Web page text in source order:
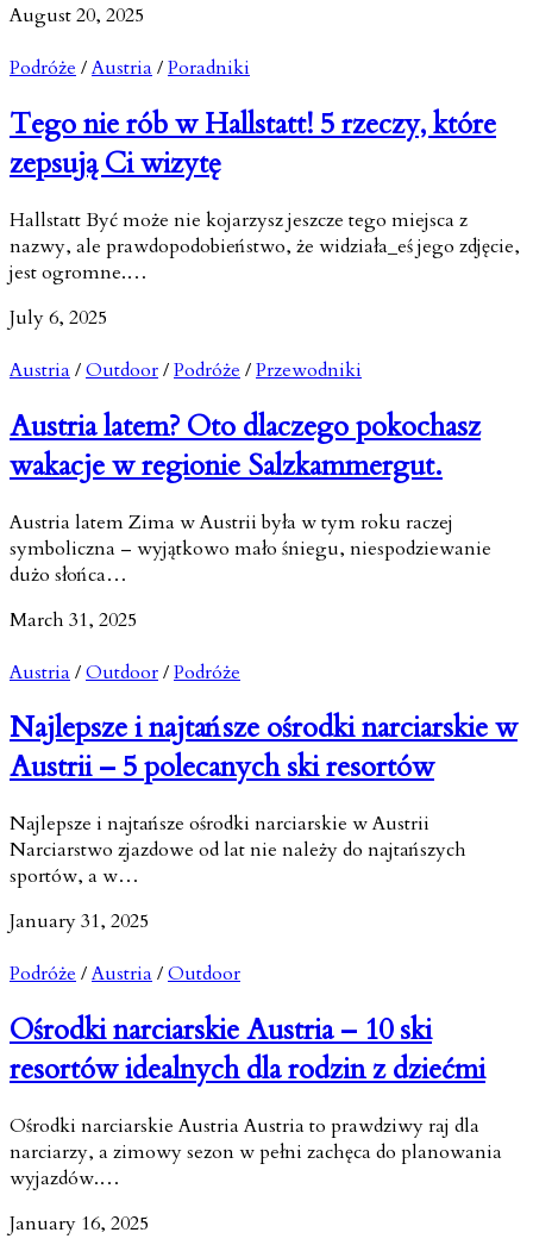
August 20, 2025
Podróże /Austria /Poradniki
Tego nie rób w Hallstatt! 5 rzeczy, które
zepsują Ci wizytę
Hallstatt Być może nie kojarzysz jeszcze tego miejsca z
nazwy, ale prawdopodobieństwo, że widziała_eś jego zdjęcie,
jest ogromne.…
July 6, 2025
Austria /Outdoor/Podróże /Przewodniki
Austria latem? Oto dlaczego pokochasz
wakacje w regionie Salzkammergut.
Austria latem Zima w Austrii była w tym roku raczej
symboliczna – wyjątkowo mało śniegu, niespodziewanie
dużo słońca…
March 31, 2025
Austria /Outdoor/Podróże
Najlepsze i najtańsze ośrodki narciarskie w
Austrii – 5 polecanych ski resortów
Najlepsze i najtańsze ośrodki narciarskie w Austrii
Narciarstwo zjazdowe od lat nie należy do najtańszych
sportów, a w…
January 31, 2025
Podróże /Austria /Outdoor
Ośrodki narciarskie Austria – 10 ski
resortów idealnych dla rodzin z dziećmi
Ośrodki narciarskie Austria Austria to prawdziwy raj dla
narciarzy, a zimowy sezon w pełni zachęca do planowania
wyjazdów.…
January 16, 2025